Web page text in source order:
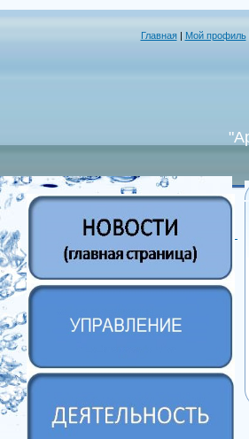
Главная| Мой профиль|